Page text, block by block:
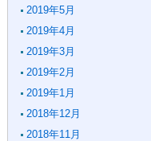
2019年5月
2019年4月
2019年3月
2019年2月
2019年1月
2018年12月
2018年11月